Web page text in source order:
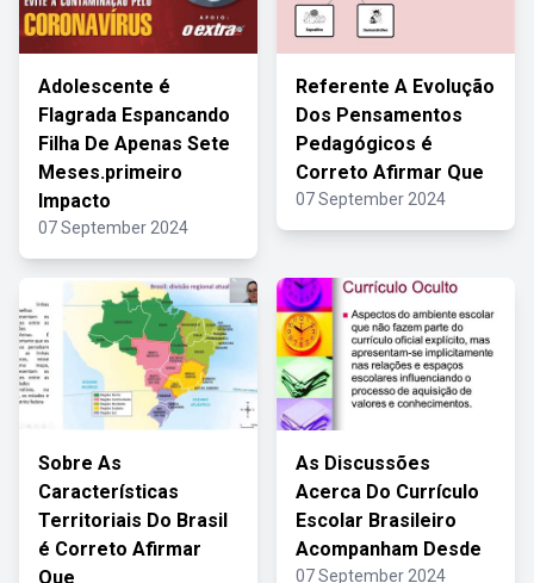
Adolescente é
Flagrada Espancando
Filha De Apenas Sete
Meses.primeiro
Impacto
07 September 2024
Referente A Evolução
Dos Pensamentos
Pedagógicos é
Correto Afirmar Que
07 September 2024
Sobre As
Características
Territoriais Do Brasil
é Correto Afirmar
Que
As Discussões
Acerca Do Currículo
Escolar Brasileiro
Acompanham Desde
07 September 2024